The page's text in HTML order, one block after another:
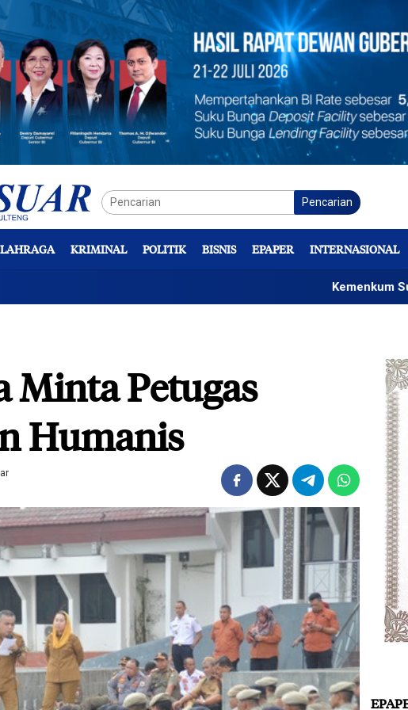
Pencarian
KRIMINAL POLITIK BISNIS EPAPER INTERNASIONAL
Kemenkum Sulteng
Minta Petugas
Humanis